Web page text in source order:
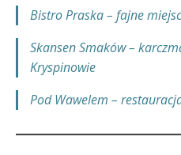
Bistro Praska – fajne
Skansen Smaków –
Kryspinowie
Pod Wawelem –